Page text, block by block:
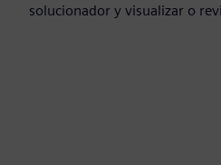
solucionador y visualizar o